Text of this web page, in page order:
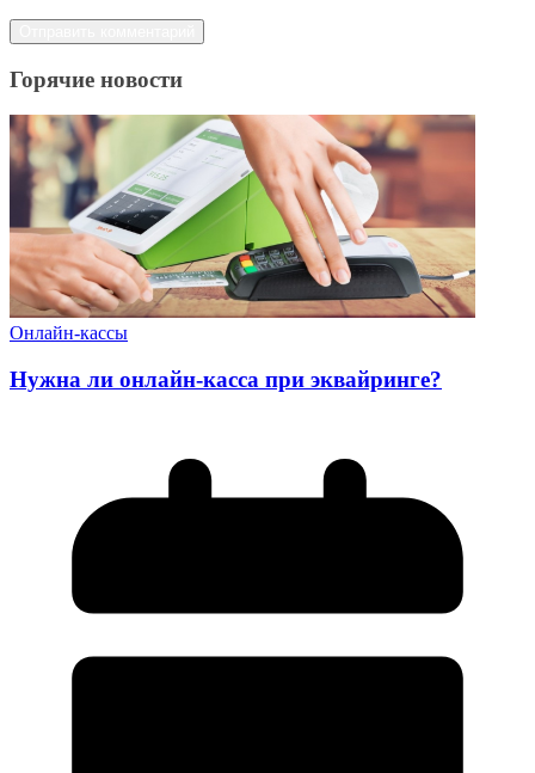
Горячие новости
Онлайн-кассы
Нужна ли онлайн-касса при эквайринге?